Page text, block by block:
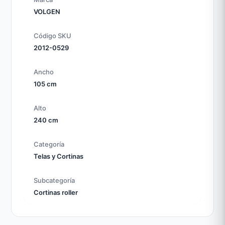
VOLGEN
Código SKU
2012-0529
Ancho
105 cm
Alto
240 cm
Categoría
Telas y Cortinas
Subcategoría
Cortinas roller